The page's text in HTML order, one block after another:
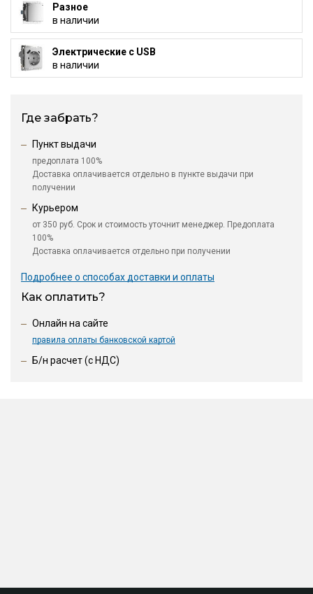
Разное
в наличии
Электрические с USB
в наличии
Где забрать?
Пункт выдачи
предоплата 100%
Доставка оплачивается отдельно в пункте выдачи при
получении
Курьером
от 350 руб. Срок и стоимость уточнит менеджер. Предоплата
100%
Доставка оплачивается отдельно при получении
Подробнее о способах доставки и оплаты
Как оплатить?
Онлайн на сайте
правила оплаты банковской картой
Б/н расчет (c НДС)